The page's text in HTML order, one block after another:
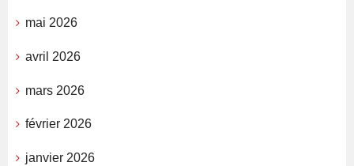
mai 2026
avril 2026
mars 2026
février 2026
janvier 2026